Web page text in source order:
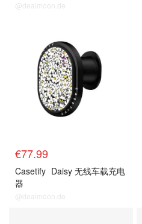
@dealmoon.de
€77.99
Casetify Daisy 无线车载充电
器
@dealmoon.de